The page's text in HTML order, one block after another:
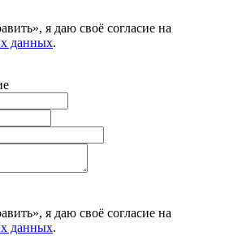
я даю своё согласие на
данных.
я даю своё согласие на
данных.